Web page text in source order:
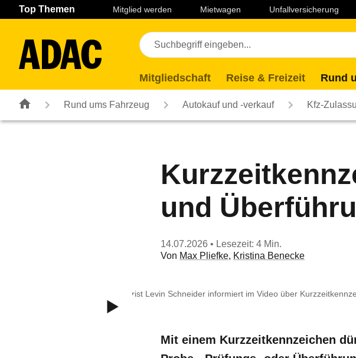
Navigation Seiteninhalt Fußzeile
Top Themen Mitglied werden Mietwagen Unfallversicherung
Mitgliedschaft Reise & Freizeit Rund
Rund ums Fahrzeug Autokauf und -verkauf Kfz-
und
14.07.2026 • Lesezeit: 4 Min.
Von Max Pliefke, Kristina Benecke
ADAC Jurist Levin Schneider informiert im Video über
e.V.
Mit einem Kurzzeitkennzeichen